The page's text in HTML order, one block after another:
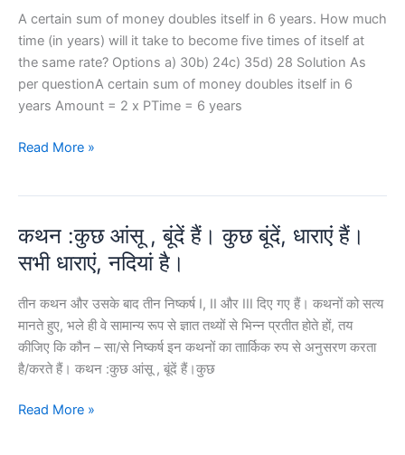
आयु
से
अनुपात
होगा?
What
will
be
the
age
years)
A
years
from
is
sold
for
Rs
317.90,
giving
successive
of
15%, x%
20%
on
its
marked
A certain sum of money doubles itself in 6 years. How much
time (in years) will it take to become five times of itself at
the same rate? Options a) 30b) 24c) 35d) 28 Solution As
per questionA certain sum of money doubles itself in 6
years Amount = 2 x PTime = 6 years
A
money
doubles
in
6
years.
How
time
Read More »
कथन :कुछ आंसू , बूंदें हैं। कुछ बूंदें, धाराएं हैं।
सभी धाराएं, नदियां है।
तीन कथन और उसके बाद तीन निष्कर्ष I, II और III दिए गए हैं। कथनों को सत्य
मानते हुए, भले ही वे सामान्य रूप से ज्ञात तथ्यों से भिन्न प्रतीत होते हों, तय
कीजिए कि कौन – सा/से निष्कर्ष इन कथनों का ताार्किक रुप से अनुसरण करता
है/करते हैं। कथन :कुछ आंसू , बूंदें हैं।कुछ
कथन
Read More »